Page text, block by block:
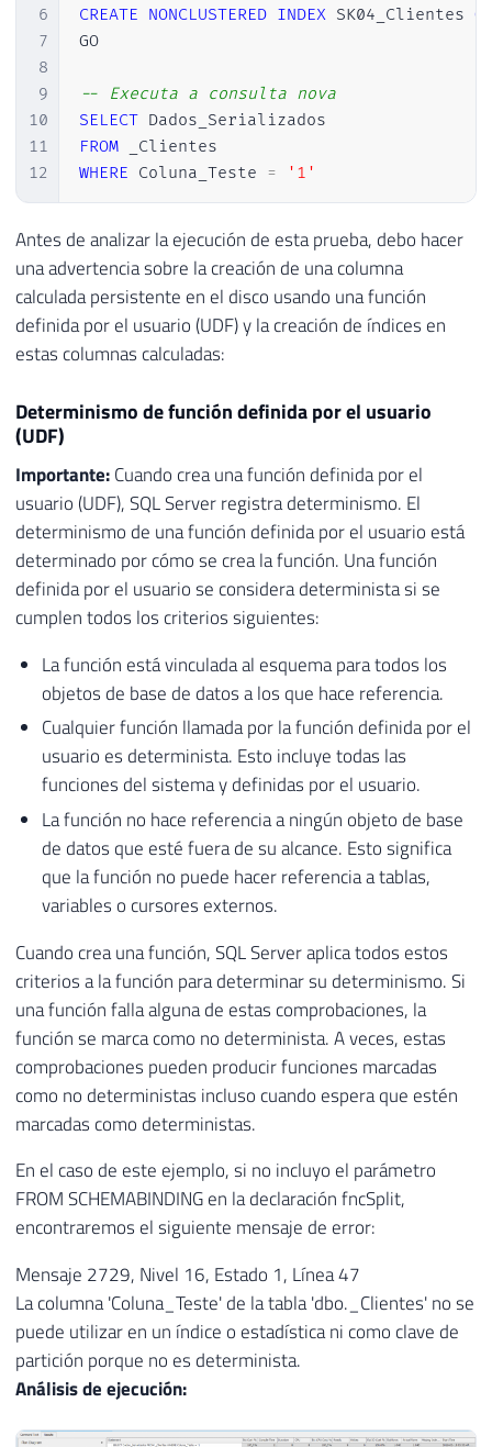
6
7
8
9
10
11
12
CREATE NONCLUSTERED INDEX SK04_Clientes
GO
-- Executa a consulta nova
SELECT
FROM
WHERE Coluna_Teste = '1'
Antes de analizar la ejecución de esta prueba, debo hacer
una advertencia sobre la creación de una columna
calculada persistente en el disco usando una función
definida por el usuario (UDF) y la creación de índices en
estas columnas calculadas:
Determinismo de función definida por el usuario
(UDF)
Importante:Cuando crea una función definida por el
usuario (UDF), SQL Server registra determinismo. El
determinismo de una función definida por el usuario está
determinado por cómo se crea la función. Una función
definida por el usuario se considera determinista si se
cumplen todos los criterios siguientes:
La función está vinculada al esquema para todos los
objetos de base de datos a los que hace referencia.
Cualquier función llamada por la función definida por el
usuario es determinista. Esto incluye todas las
funciones del sistema y definidas por el usuario.
La función no hace referencia a ningún objeto de base
de datos que esté fuera de su alcance. Esto significa
que la función no puede hacer referencia a tablas,
variables o cursores externos.
Cuando crea una función, SQL Server aplica todos estos
criterios a la función para determinar su determinismo. Si
una función falla alguna de estas comprobaciones, la
función se marca como no determinista. A veces, estas
comprobaciones pueden producir funciones marcadas
como no deterministas incluso cuando espera que estén
marcadas como deterministas.
En el caso de este ejemplo, si no incluyo el parámetro
FROM SCHEMABINDING en la declaración fncSplit,
encontraremos el siguiente mensaje de error:
Mensaje 2729, Nivel 16, Estado 1, Línea 47
La columna 'Coluna_Teste' de la tabla 'dbo._Clientes' no se
puede utilizar en un índice o estadística ni como clave de
partición porque no es determinista.
Análisis de ejecución: